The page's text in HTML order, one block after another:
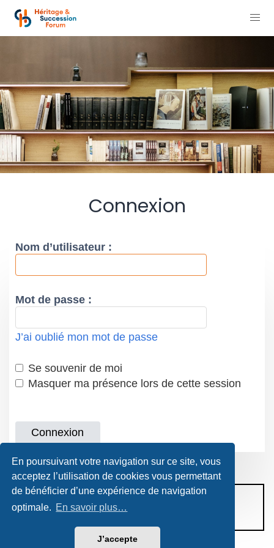
En poursuivant votre navigation sur ce site, vous
acceptez l’utilisation de cookies vous permettant
de bénéficier d’une expérience de navigation
optimale. En savoir plus…
J’accepte
Connexion
Nom d’utilisateur :
Mot de passe :
J’ai oublié mon mot de passe
Se souvenir de moi
Masquer ma présence lors de cette session
CONDITIONS D’UTILISATION
POLITIQUE DE VIE PRIVÉE